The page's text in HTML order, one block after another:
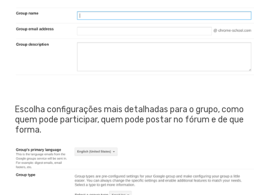
Escolha configurações mais detalhadas para o grupo, como
quem pode participar, quem pode postar no fórum e de que
forma.